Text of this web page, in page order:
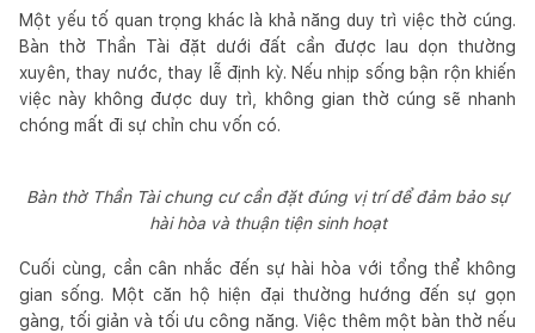
Một yếu tố quan trọng khác là khả năng duy trì việc thờ cúng.
Bàn thờ Thần Tài đặt dưới đất cần được lau dọn thường
xuyên, thay nước, thay lễ định kỳ. Nếu nhịp sống bận rộn khiến
việc này không được duy trì, không gian thờ cúng sẽ nhanh
chóng mất đi sự chỉn chu vốn có.
Bàn thờ Thần Tài chung cư cần đặt đúng vị trí để đảm bảo sự
hài hòa và thuận tiện sinh hoạt
Cuối cùng, cần cân nhắc đến sự hài hòa với tổng thể không
gian sống. Một căn hộ hiện đại thường hướng đến sự gọn
gàng, tối giản và tối ưu công năng. Việc thêm một bàn thờ nếu